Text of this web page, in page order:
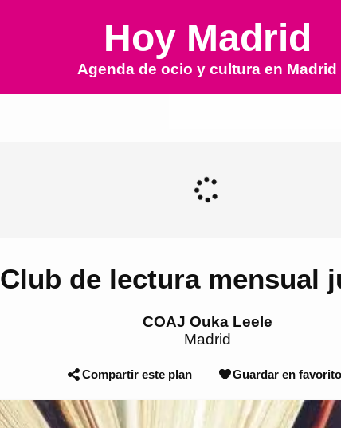
Hoy Madrid
Agenda de ocio y cultura en Madrid
Club de lectura mensual
COAJ Ouka Leele
Madrid
Compartir este plan Guardar en